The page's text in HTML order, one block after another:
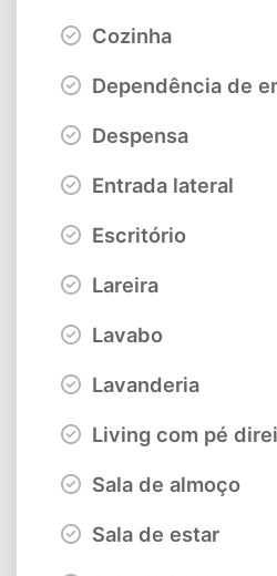
Cozinha
Dependência de
Despensa
Entrada lateral
Escritório
Lareira
Lavabo
Lavanderia
Living com pé
Sala de almoço
Sala de estar